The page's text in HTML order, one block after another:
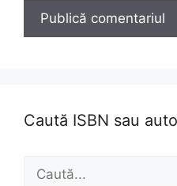
Caută ISBN sau
Caută